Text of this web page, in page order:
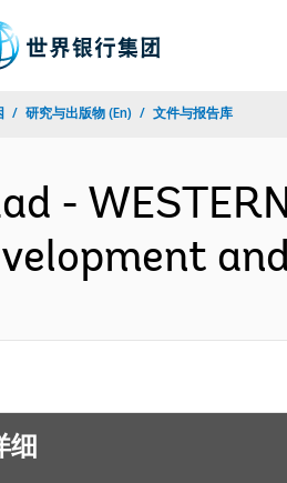
研究与出版物 (En) 文件与报告库
-
细